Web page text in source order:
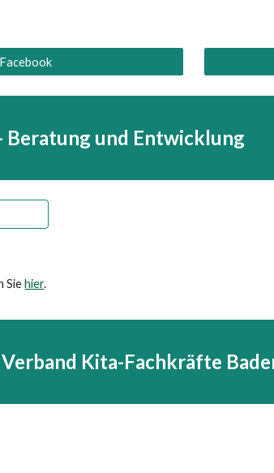
Facebook
Beratung und Entwicklung
Siehier.
Kita-Fachkräfte